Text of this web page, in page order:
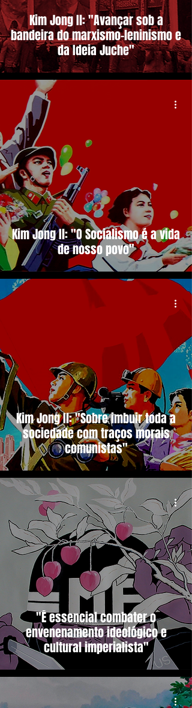
Kim Jong Il: "Avançar sob a
bandeira do marxismo-leninismo e
da Ideia Juche"
Kim Jong Il: "O Socialismo é a vida
de nosso povo"
Kim Jong Il: "Sobre imbuir toda a
sociedade com traços morais
comunistas"
"É essencial combater o
envenenamento ideológico e
cultural imperialista"